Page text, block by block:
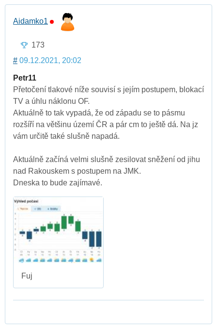
Aidamko1
173
# 09.12.2021, 20:02
Petr11
Přetočení tlakové níže souvisí s jejím postupem, blokací
TV a úhlu náklonu OF.
Aktuálně to tak vypadá, že od západu se to pásmu
rozšíří na většinu území ČR a pár cm to ještě dá. Na jz
vám určitě také slušně napadá.
Aktuálně začíná velmi slušně zesilovat sněžení od jihu
nad Rakouskem s postupem na JMK.
Dneska to bude zajímavé.
Fuj